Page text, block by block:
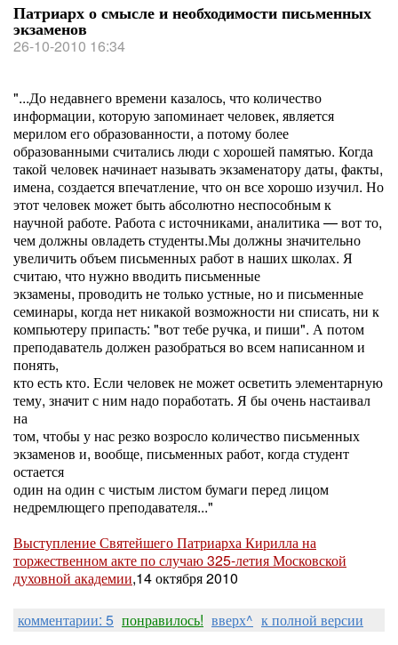
Патриарх о смысле и необходимости письменных
экзаменов
26-10-2010 16:34
"...До недавнего времени казалось, что количество
информации, которую запоминает человек, является
мерилом его образованности, а потому более
образованными считались люди с хорошей памятью. Когда
такой человек начинает называть экзаменатору даты, факты,
имена, создается впечатление, что он все хорошо изучил. Но
этот человек может быть абсолютно неспособным к
научной работе. Работа с источниками, аналитика — вот то,
чем должны овладеть студенты.Мы должны значительно
увеличить объем письменных работ в наших школах. Я
считаю, что нужно вводить письменные
экзамены, проводить не только устные, но и письменные
семинары, когда нет никакой возможности ни списать, ни к
компьютеру припасть: "вот тебе ручка, и пиши". А потом
преподаватель должен разобраться во всем написанном и
понять,
кто есть кто. Если человек не может осветить элементарную
тему, значит с ним надо поработать. Я бы очень настаивал
на
том, чтобы у нас резко возросло количество письменных
экзаменов и, вообще, письменных работ, когда студент
остается
один на один с чистым листом бумаги перед лицом
недремлющего преподавателя..."
Выступление Святейшего Патриарха Кирилла на
торжественном акте по случаю 325-летия Московской
духовной академии,14 октября 2010
комментарии: 5 понравилось! вверх^ к полной версии